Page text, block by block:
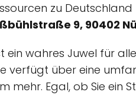
zu
9, 90402
ein wahres Juwel für
verfügt über eine
mehr. Egal, ob Sie